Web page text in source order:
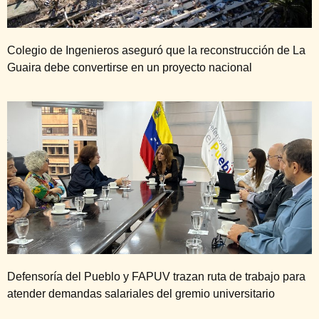
Colegio de Ingenieros aseguró que la reconstrucción de La
Guaira debe convertirse en un proyecto nacional
Defensoría del Pueblo y FAPUV trazan ruta de trabajo para
atender demandas salariales del gremio universitario